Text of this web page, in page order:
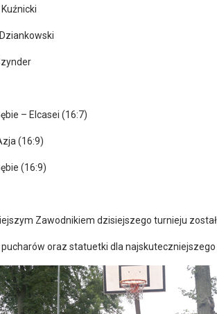
– Elcasei (16:7)
(16:9)
(16:9)
Zawodnikiem dzisiejszego turnieju
oraz statuetki dla